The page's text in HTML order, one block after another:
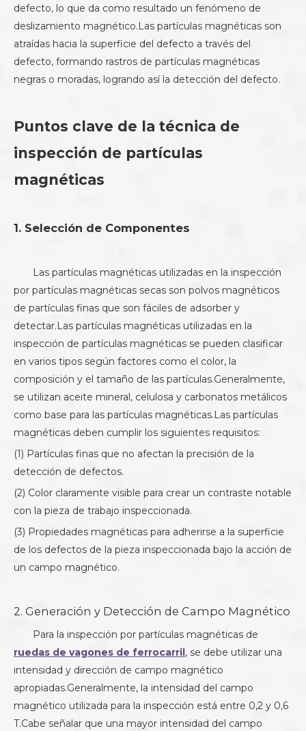
defecto, lo que da como resultado un fenómeno de
deslizamiento magnético.Las partículas magnéticas son
atraídas hacia la superficie del defecto a través del
defecto, formando rastros de partículas magnéticas
negras o moradas, logrando así la detección del defecto.
Puntos clave de la técnica de
inspección de partículas
magnéticas
1. Selección de Componentes
Las partículas magnéticas utilizadas en la inspección
por partículas magnéticas secas son polvos magnéticos
de partículas finas que son fáciles de adsorber y
detectar.Las partículas magnéticas utilizadas en la
inspección de partículas magnéticas se pueden clasificar
en varios tipos según factores como el color, la
composición y el tamaño de las partículas.Generalmente,
se utilizan aceite mineral, celulosa y carbonatos metálicos
como base para las partículas magnéticas.Las partículas
magnéticas deben cumplir los siguientes requisitos:
(1) Partículas finas que no afectan la precisión de la
detección de defectos.
(2) Color claramente visible para crear un contraste notable
con la pieza de trabajo inspeccionada.
(3) Propiedades magnéticas para adherirse a la superficie
de los defectos de la pieza inspeccionada bajo la acción de
un campo magnético.
2. Generación y Detección de Campo Magnético
Para la inspección por partículas magnéticas de
ruedas de vagones de ferrocarril , se debe utilizar una
intensidad y dirección de campo magnético
apropiadas.Generalmente, la intensidad del campo
magnético utilizada para la inspección está entre 0,2 y 0,6
T.Cabe señalar que una mayor intensidad del campo